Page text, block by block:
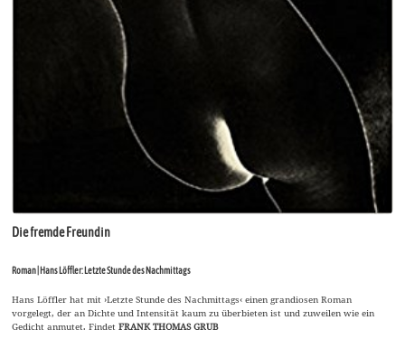
Die fremde Freundin
Roman | Hans Löffler: Letzte Stunde des Nachmittags
Hans Löffler hat mit ›Letzte Stunde des Nachmittags‹ einen grandiosen Roman
vorgelegt, der an Dichte und Intensität kaum zu überbieten ist und zuweilen wie ein
Gedicht anmutet. FindetFRANK THOMAS GRUB